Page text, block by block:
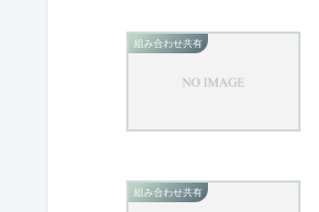
組み合わせ共有
組み合わせ共有